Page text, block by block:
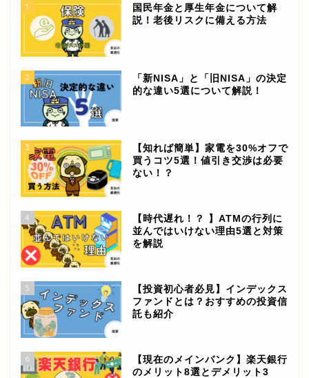
1
国民年金と厚生年金について解
説！老後リスクに備える方法
2
「新NISA」と「旧NISA」の決定
的な違い5選について解説！
3
【知れば簡単】家電を30%オフで
買うコツ5選！値引き交渉は必要
ない！？
4
【時代遅れ！？ 】ATMの行列に
並んではいけない理由5選と対策
を解説
5
【投資初心者必見】インデックス
ファンドとは？おすすめの投資信
託も紹介
6
【現在のメインバンク】楽天銀行
のメリット8選とデメリット3